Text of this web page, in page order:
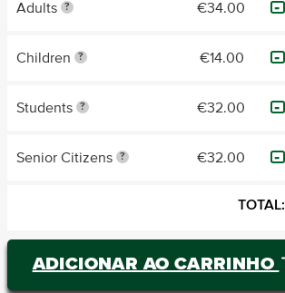
Adults ? €34.00
Children ? €14.00
Students ? €32.00
Senior Citizens ? €32.00
TOTAL:
ADICIONAR AO CARRINHO